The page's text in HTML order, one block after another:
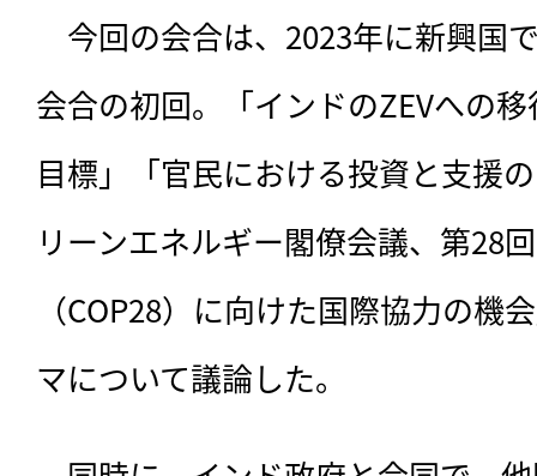
今回の会合は、2023年に新興国
会合の初回。「インドのZEVへの
目標」「官民における投資と支援
リーンエネルギー閣僚会議、第28
（COP28）に向けた国際協力の機
マについて議論した。